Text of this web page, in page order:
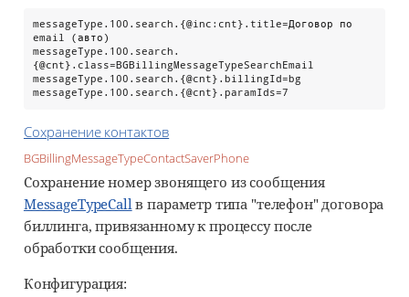
messageType.100.search.{@inc:cnt}.title=Договор по
email (авто)
messageType.100.search.
{@cnt}.class=BGBillingMessageTypeSearchEmail
messageType.100.search.{@cnt}.billingId=bg
messageType.100.search.{@cnt}.paramIds=7
Сохранение контактов
BGBillingMessageTypeContactSaverPhone
Сохранение номер звонящего из сообщения
MessageTypeCallв параметр типа "телефон" договора
биллинга, привязанному к процессу после
обработки сообщения.
Конфигурация: